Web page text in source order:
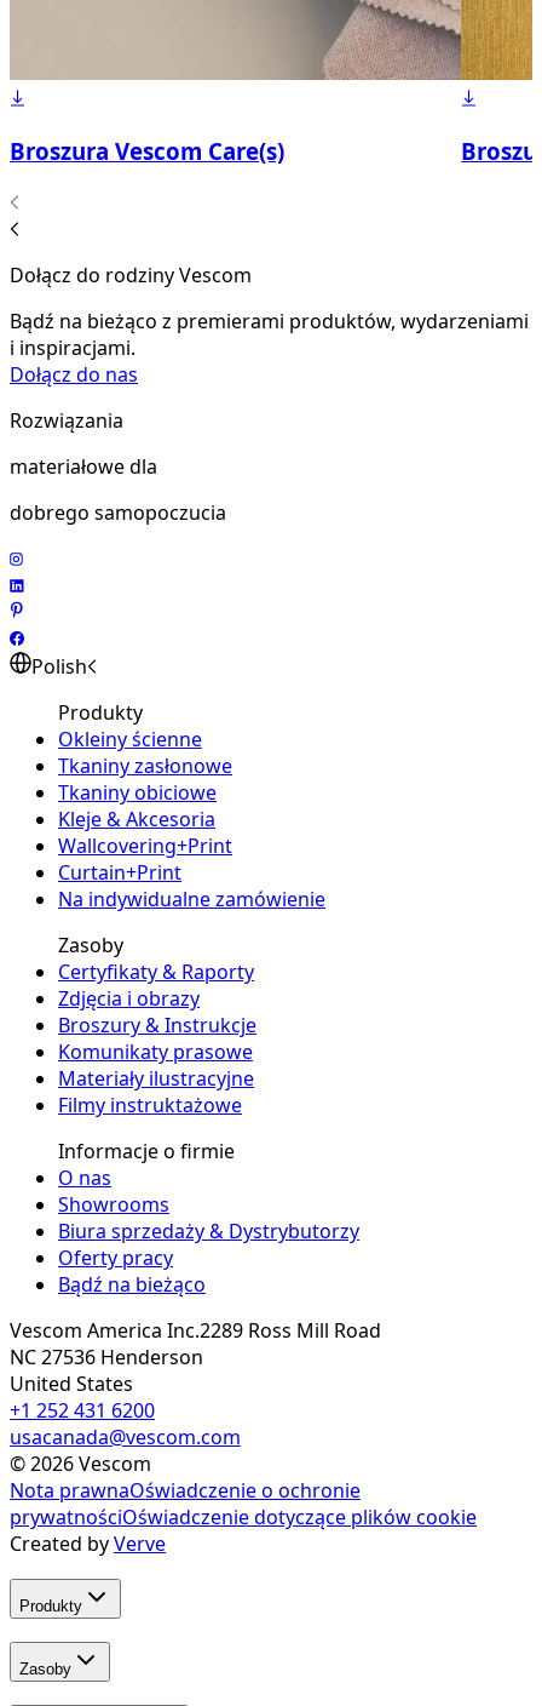
Broszura Vescom Care(s)
Dołącz do rodziny Vescom
Bądź na bieżąco z premierami produktów, wydarzeniami
i inspiracjami.
Dołącz do nas
Rozwiązania
materiałowe dla
dobrego samopoczucia
Polish
Produkty
Okleiny ścienne
Tkaniny zasłonowe
Tkaniny obiciowe
Kleje & Akcesoria
Wallcovering+Print
Curtain+Print
Na indywidualne zamówienie
Zasoby
Certyfikaty & Raporty
Zdjęcia i obrazy
Broszury & Instrukcje
Komunikaty prasowe
Materiały ilustracyjne
Filmy instruktażowe
Informacje o firmie
O nas
Showrooms
Biura sprzedaży & Dystrybutorzy
Oferty pracy
Bądź na bieżąco
Vescom America Inc.2289 Ross Mill Road
NC 27536 Henderson
United States
+1 252 431 6200
usacanada@vescom.com
©2026Vescom
Nota prawnaOświadczenie o ochronie
prywatnościOświadczenie dotyczące plików cookie
Created byVerve
Produkty
Zasoby